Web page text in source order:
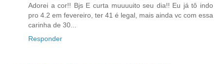
Adorei a cor!! Bjs E curta muuuuito seu dia!! Eu já tô indo
pro 4.2 em fevereiro, ter 41 é legal, mais ainda vc com essa
carinha de 30...
Responder